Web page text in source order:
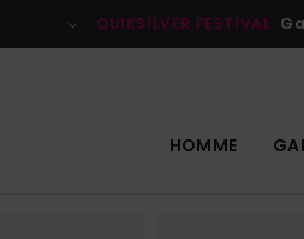
QUIKSILVER FESTIVAL
HOMME